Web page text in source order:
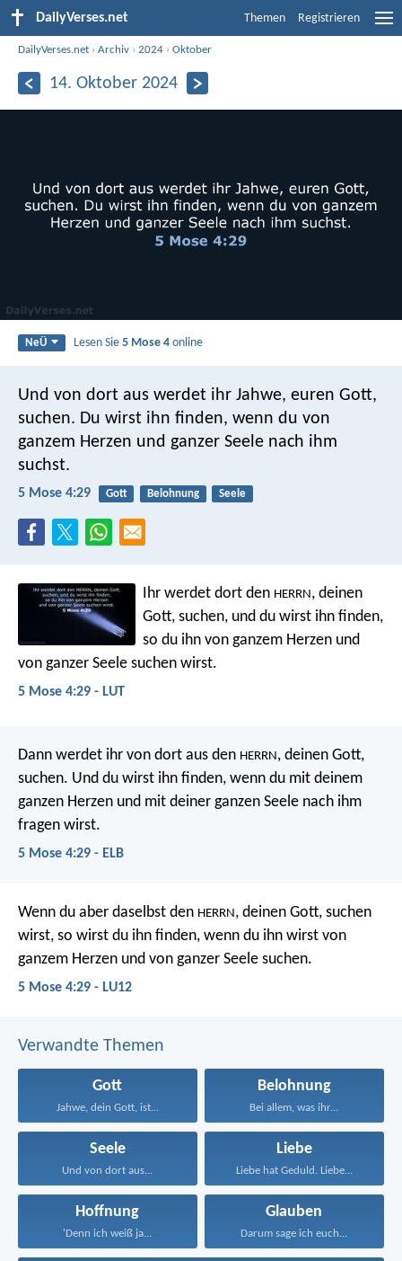
DailyVerses.net Themen Registrieren
DailyVerses.net ›Archiv ›2024 ›Oktober
14. Oktober 2024
NeÜ Lesen Sie5 Mose 4 online
Und von dort aus werdet ihr Jahwe, euren Gott,
suchen. Du wirst ihn finden, wenn du von
ganzem Herzen und ganzer Seele nach ihm
suchst.
5 Mose 4:29 Gott Belohnung Seele
Ihr werdet dort den HERRN , deinen
Gott, suchen, und du wirst ihn finden,
so du ihn von ganzem Herzen und
von ganzer Seele suchen wirst.
5 Mose 4:29 - LUT
Dann werdet ihr von dort aus den HERRN, deinen Gott,
suchen. Und du wirst ihn finden, wenn du mit deinem
ganzen Herzen und mit deiner ganzen Seele nach ihm
fragen wirst.
5 Mose 4:29 - ELB
Wenn du aber daselbst den HERRN, deinen Gott, suchen
wirst, so wirst du ihn finden, wenn du ihn wirst von
ganzem Herzen und von ganzer Seele suchen.
5 Mose 4:29 - LU12
Verwandte Themen
Gott
Jahwe, dein Gott, ist...
Belohnung
Bei allem, was ihr...
Seele
Und von dort aus...
Liebe
Liebe hat Geduld. Liebe...
Hoffnung
'Denn ich weiß ja...
Glauben
Darum sage ich euch...